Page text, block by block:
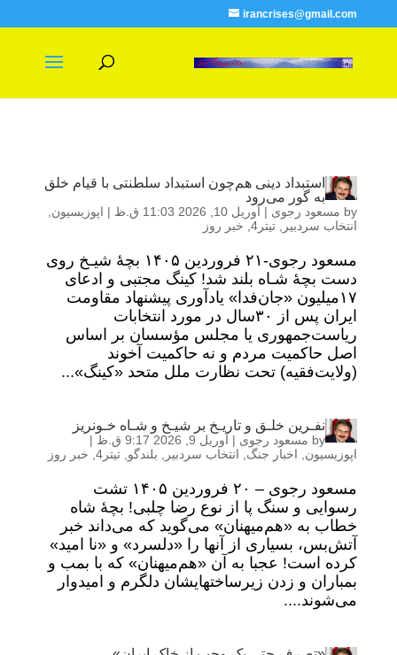
irancrises@gmail.com
استبداد دینی هم‌چون استبداد سلطنتی با قیام خلق
به گور می‌رود
by مسعود رجوی | آوریل 10, 2026 11:03 ق.ظ | اپوزیسیون
انتخاب سردبیر
تیتر4 , خبر روز
مسعود رجوی-۲۱ فروردین ۱۴۰۵ بچهٔ شیـخ روی
دست بچهٔ شـاه بلند شد! کینگ مجتبی و ادعای
۱۷میلیون «جان‌فدا» یادآوری پیشنهاد مقاومت
ایران پس از ۳۰سال در مورد انتخابات
ریاست‌جمهوری یا مجلس مؤسسان بر اساس
اصل حاکمیت مردم و نه حاکمیت آخوند
(ولایت‌فقیه) تحت نظارت ملل متحد «کینگ»...
نفـرین خلـق و تاریـخ بر شیـخ و شـاه خـونریز
by مسعود رجوی | آوریل 9, 2026 9:17 ق.ظ
|
اپوزیسیون
اخبار جنگ انتخاب سردبیر بلندگو تیتر4 , خبر روز
مسعود رجوی – ۲۰ فروردین ۱۴۰۵ تشت
رسوایی و سنگ پا از نوع رضا چلبی! بچهٔ شاه
خطاب به «هم‌میهنان» می‌گوید که می‌داند خبر
آتش‌بس، بسیاری از آنها را «دلسرد» و «نا امید»
کرده است! عجبا به آن «هم‌میهنان» که با بمب و
بمباران و زدن زیرساختهایشان دلگرم و امیدوار
می‌شوند....